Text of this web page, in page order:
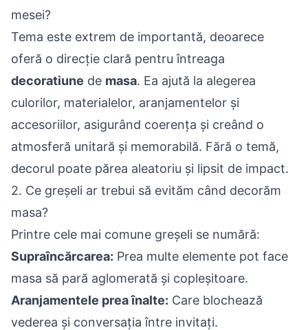
mesei?
Tema este extrem de importantă, deoarece
oferă o direcție clară pentru întreaga
decoratiune de masa. Ea ajută la alegerea
culorilor, materialelor, aranjamentelor și
accesoriilor, asigurând coerența și creând o
atmosferă unitară și memorabilă. Fără o temă,
decorul poate părea aleatoriu și lipsit de impact.
2. Ce greșeli ar trebui să evităm când decorăm
masa?
Printre cele mai comune greșeli se numără:
Supraîncărcarea: Prea multe elemente pot face
masa să pară aglomerată și copleșitoare.
Aranjamentele prea înalte: Care blochează
vederea și conversația între invitați.